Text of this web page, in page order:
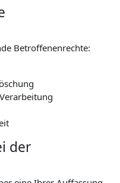
Betroffenenrechte:
der